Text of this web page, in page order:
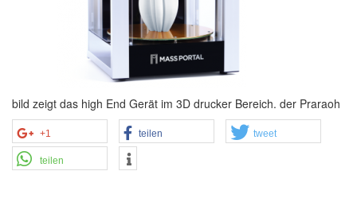
bild zeigt das high End Gerät im 3D drucker Bereich. der Praraoh
+1 teilen tweet
teilen